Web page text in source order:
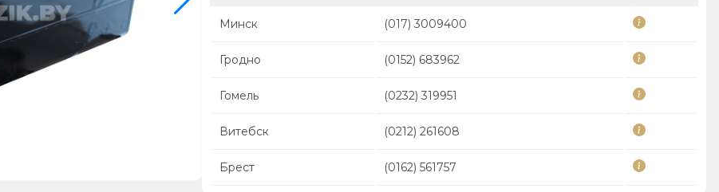
Минск (017) 3009400
Гродно (0152) 683962
Гомель (0232) 319951
Витебск (0212) 261608
Брест (0162) 561757